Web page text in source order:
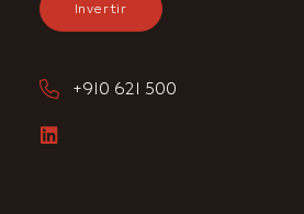
Invertir
+910 621 500